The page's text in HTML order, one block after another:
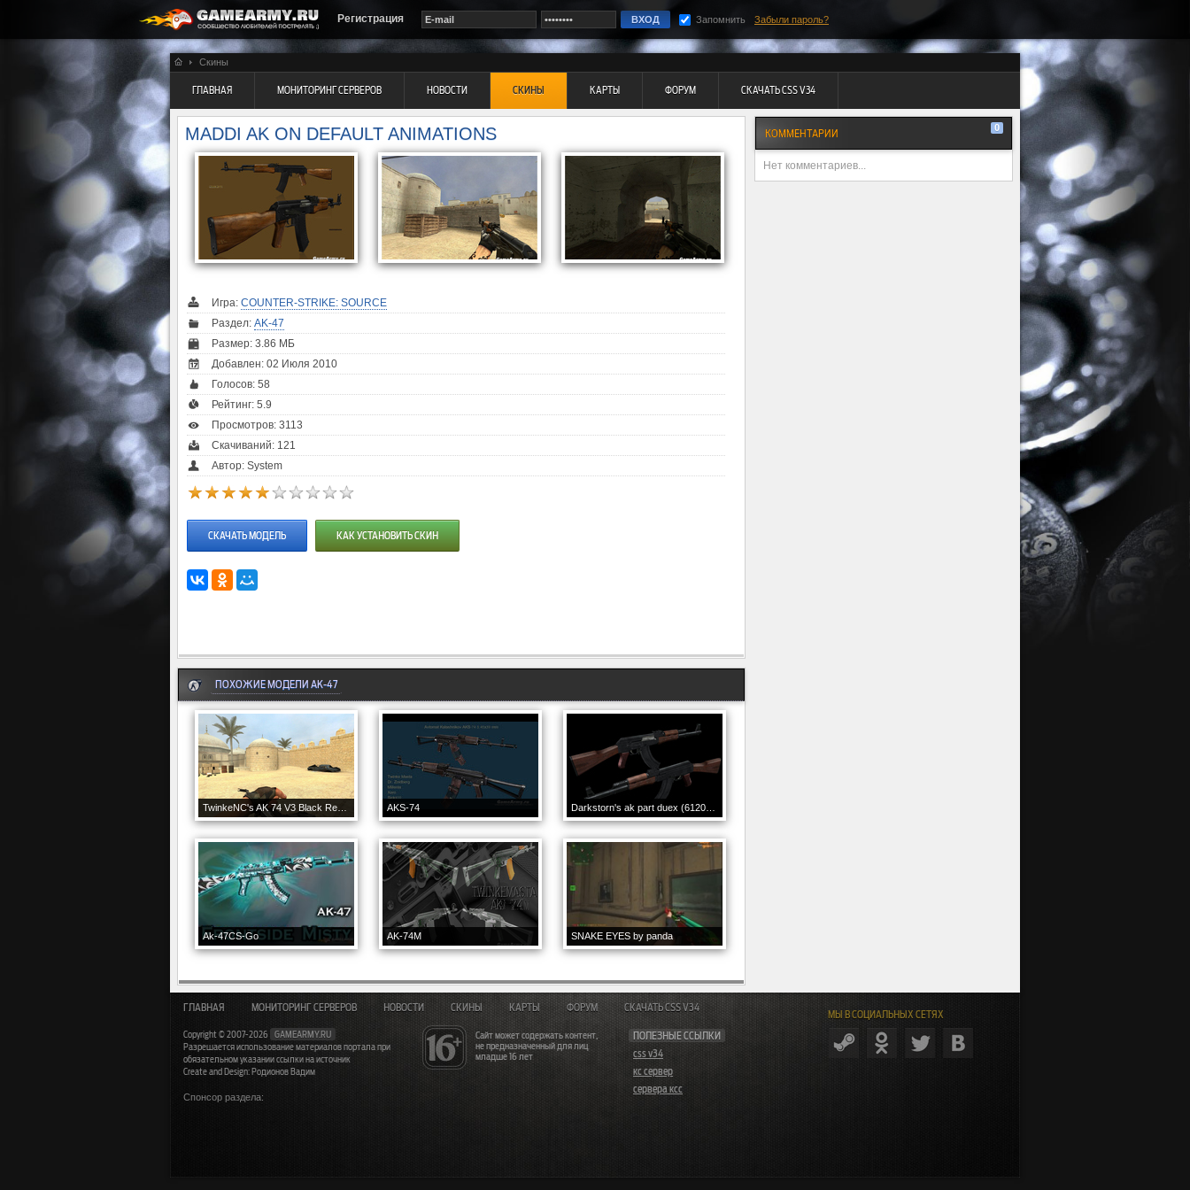
Регистрация Запомнить Забыли пароль?
Скины
ГЛАВНАЯ МОНИТОРИНГ СЕРВЕРОВ НОВОСТИ СКИНЫ КАРТЫ ФОРУМ СКАЧАТЬ CSS V34
MADDI AK ON DEFAULT ANIMATIONS
Игра: COUNTER-STRIKE: SOURCE
Раздел: AK-47
Размер: 3.86 МБ
Добавлен: 02 Июля 2010
Голосов: 58
Рейтинг: 5.9
Просмотров: 3113
Скачиваний: 121
Автор: System
СКАЧАТЬ МОДЕЛЬ КАК УСТАНОВИТЬ СКИН
ПОХОЖИЕ МОДЕЛИ AK-47
AKS-74
Ak-47CS-Go AK-74M SNAKE EYES by panda
КОММЕНТАРИИ 0
Нет комментариев...
МЫ В СОЦИАЛЬНЫХ СЕТЯХ
Сайт может содержать контент,
не предназначенный для лиц
младше 16 лет
ПОЛЕЗНЫЕ ССЫЛКИ
css v34
кс сервер
сервера ксс
ГЛАВНАЯ МОНИТОРИНГ СЕРВЕРОВ НОВОСТИ СКИНЫ КАРТЫ ФОРУМ СКАЧАТЬ CSS V34
Copyright © 2007-2026
GAMEARMY.RU
Разрешается использование материалов портала при
обязательном указании ссылки на источник
Create and Design: Родионов Вадим
Спонсор раздела: